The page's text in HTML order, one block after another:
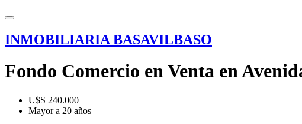
INMOBILIARIA BASAVILBASO
Fondo Comercio en Venta en
U$S 240.000
Mayor a 20 años